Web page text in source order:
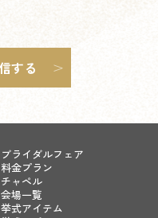
ブライダルフェア
料金プラン
チャペル
会場一覧
挙式アイテム